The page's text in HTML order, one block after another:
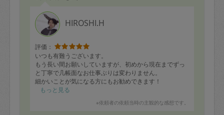
HIROSHI.H
評価：
いつも有難うございます。
もう長い間お願いしていますが、初めから現在までずっ
と丁寧で几帳面なお仕事ぶりは変わりません。
細かいことが気になる方にもお勧めできます！
もっと見る
※依頼者の依頼当時の主観的な感想です。